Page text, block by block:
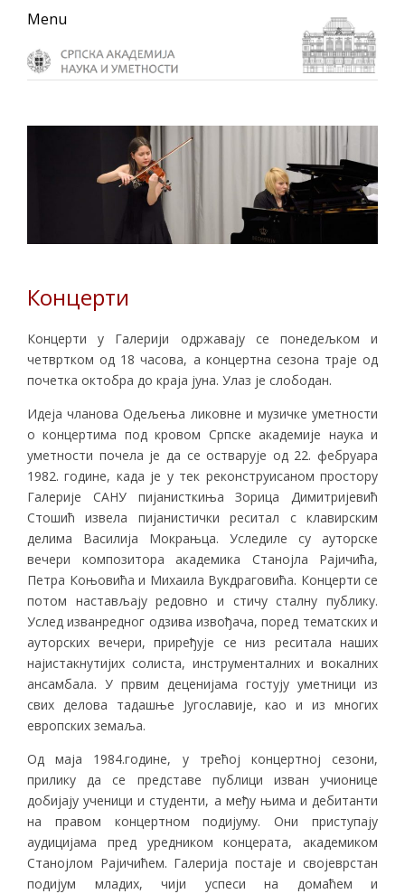
Skip
primary
navigation
Skip
main
content
Skip
primary
sidebar
Menu
Концерти
Концерти у Галерији одржавају се понедељком и
четвртком од 18 часова, а концертна сезона траје од
почетка октобра до краја јуна. Улаз је слободан.
Идеја чланова Одељења ликовне и музичке уметности
о концертима под кровом Српске академије наука и
уметности почела је да се остварује од 22. фебруара
1982. године, када је у тек реконструисаном простору
Галерије САНУ пијанисткиња Зорица Димитријевић
Стошић извела пијанистички реситал с клавирским
делима Василија Мокрањца. Уследиле су ауторске
вечери композитора академика Станојла Рајичића,
Петра Коњовића и Михаила Вукдраговића. Концерти се
потом настављају редовно и стичу сталну публику.
Услед изванредног одзива извођача, поред тематских и
ауторских вечери, приређује се низ реситала наших
најистакнутијих солиста, инструменталних и вокалних
ансамбала. У првим деценијама гостују уметници из
свих делова тадашње Југославије, као и из многих
европских земаља.
Од маја 1984.године, у трећој концертној сезони,
прилику да се представе публици изван учионице
добијају ученици и студенти, а међу њима и дебитанти
на правом концертном подијуму. Они приступају
аудицијама пред уредником концерата, академиком
Станојлом Рајичићем. Галерија постаје и својеврстан
подијум младих, чији успеси на домаћем и